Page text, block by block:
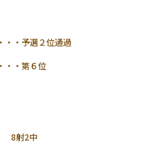
予選２位通過
・第６位
射2中